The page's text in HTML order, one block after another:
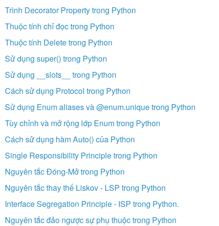
Trình Decorator Property trong Python
Thuộc tính chỉ đọc trong Python
Thuộc tính Delete trong Python
Sử dụng super() trong Python
Sử dụng __slots__ trong Python
Cách sử dụng Protocol trong Python
Sử dụng Enum aliases và @enum.unique trong Python
Tùy chỉnh và mở rộng lớp Enum trong Python
Cách sử dụng hàm Auto() của Python
Single Responsibility Principle trong Python
Nguyên tắc Đóng-Mở trong Python
Nguyên tắc thay thế Liskov - LSP trong Python
Interface Segregation Principle - ISP trong Python.
Nguyên tắc đảo ngược sự phụ thuộc trong Python